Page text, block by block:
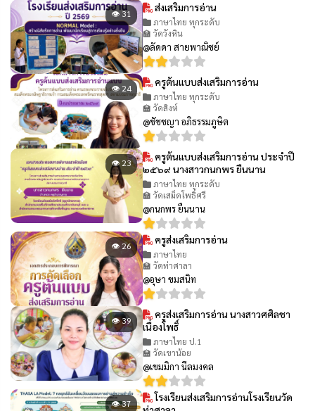
👁 31 ส่งเสริมการอ่าน
ภาษาไทย ทุกระดับ
🏫 วัดวังหิน
@ลัดดา สายพาณิชย์
👁 24 ครูต้นแบบส่งเสริมการอ่าน
ภาษาไทย ทุกระดับ
🏫 วัดสิงห์
@ชัชชญา อภิธรรมภูษิต
👁 23
ครูต้นแบบส่งเสริมการอ่าน ประจำปี
๒๕๖๙ นางสาวกนกพร ยืนนาน
ภาษาไทย ทุกระดับ
🏫 วัดเสม็ดโพธิ์ศรี
@กนกพร ยืนนาน
👁 26 ครูส่งเสริมการอ่าน
ภาษาไทย
🏫 วัดท่าศาลา
@อุษา ขมสนิท
👁 39
ครูส่งเสริมการอ่าน นางสาวศศิลชา
เนื่องโพธิ์
ภาษาไทย ป.1
🏫 วัดเขาน้อย
@เขมมิกา นีลมงคล
👁 37
โรงเรียนส่งเสริมการอ่านโรงเรียนวัด